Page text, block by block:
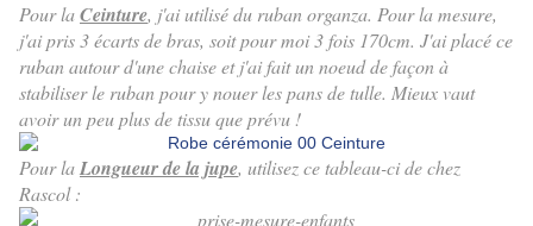
Pour laCeinture, j'ai utilisé du ruban organza. Pour la mesure,
j'ai pris 3 écarts de bras, soit pour moi 3 fois 170cm. J'ai placé ce
ruban autour d'une chaise et j'ai fait un noeud de façon à
stabiliser le ruban pour y nouer les pans de tulle. Mieux vaut
avoir un peu plus de tissu que prévu !
Pour laLongueur de la jupe, utilisez ce tableau-ci de chez
Rascol :